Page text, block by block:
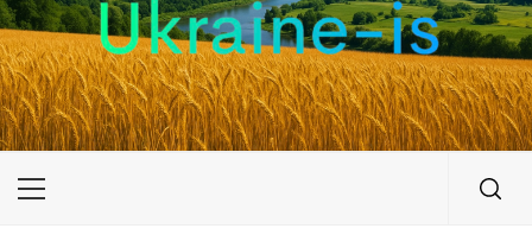
UKRAINE-IS
ПОДОРОЖI ПО УКРАЇНІ
Primary